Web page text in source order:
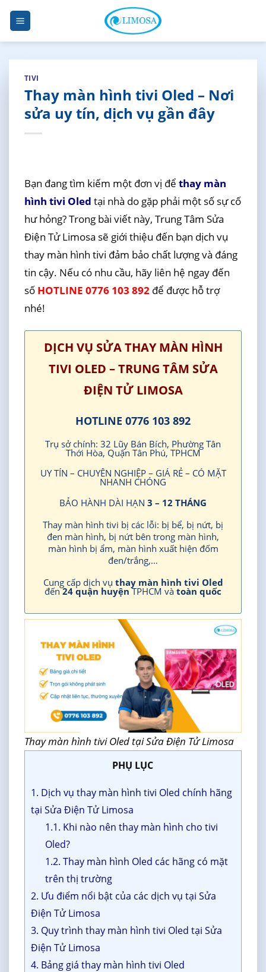
Skip
content
TIVI
Thay màn hình tivi Oled – Nơi
sửa uy tín, dịch vụ gần đây
Bạn đang tìm kiếm một đơn vị để thay màn
hình tivi Oled tại nhà do gặp phải một số sự cố
hư hỏng? Trong bài viết này, Trung Tâm Sửa
Điện Tử Limosa sẽ giới thiệu đến bạn dịch vụ
thay màn hình tivi đảm bảo chất lượng và đáng
tin cậy. Nếu có nhu cầu, hãy liên hệ ngay đến
số HOTLINE 0776 103 892để được hỗ trợ
nhé!
DỊCH VỤ SỬA THAY MÀN HÌNH
TIVI OLED – TRUNG TÂM SỬA
ĐIỆN TỬ LIMOSA
HOTLINE 0776 103 892
Trụ sở chính: 32 Lũy Bán Bích, Phường Tân
Thới Hòa, Quận Tân Phú, TPHCM
UY TÍN – CHUYÊN NGHIỆP – GIÁ RẺ – CÓ MẶT
NHANH CHÓNG
BẢO HÀNH DÀI HẠN 3 – 12 THÁNG
Thay màn hình tivi bị các lỗi: bị bể, bị nứt, bị
đen màn hình, bị nứt bên trong màn hình,
màn hình bị ẩm, màn hình xuất hiện đốm
đen/trắng,…
Cung cấp dịch vụ thay màn hình tivi Oled
đến24 quận huyệnTPHCM và toàn quốc
Thay màn hình tivi Oled tại Sửa Điện Tử Limosa
PHỤ LỤC
1. Dịch vụ thay màn hình tivi Oled chính hãng
tại Sửa Điện Tử Limosa
1.1. Khi nào nên thay màn hình cho tivi
Oled?
1.2. Thay màn hình Oled các hãng có mặt
trên thị trường
2. Ưu điểm nổi bật của các dịch vụ tại Sửa
Điện Tử Limosa
3. Quy trình thay màn hình tivi Oled tại Sửa
Điện Tử Limosa
4. Bảng giá thay màn hình tivi Oled